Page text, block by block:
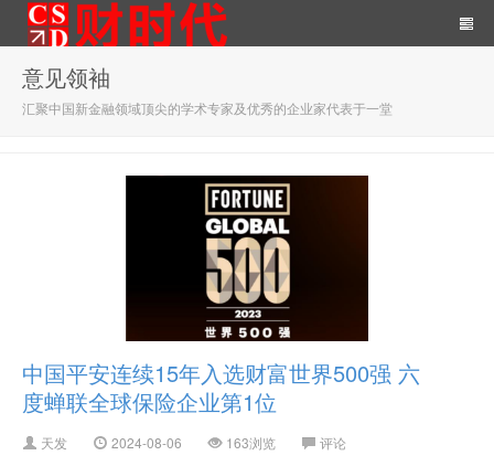
财时代｜新金融总裁圈、财
经、科技、公司、金融、互
意见领袖
汇聚中国新金融领域顶尖的学术专家及优秀的企业家代表于一堂
中国平安连续15年入选财富世界500强 六
度蝉联全球保险企业第1位
天发 2024-08-06 163浏览 评论